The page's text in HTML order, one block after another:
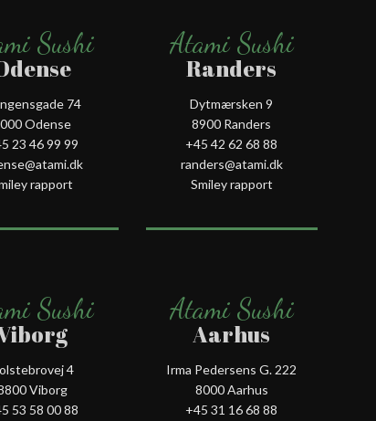
Sushi
74
Odense
23 46 99 99
rapport
Atami Sushi
Randers
Dytmærsken 9
8900 Randers
+45 42 62 68 88
randers@atami.dk
Smiley rapport
Sushi
4
Viborg
53 58 00 88
Atami Sushi
Aarhus
Irma Pedersens G. 222
8000 Aarhus
+45 31 16 68 88